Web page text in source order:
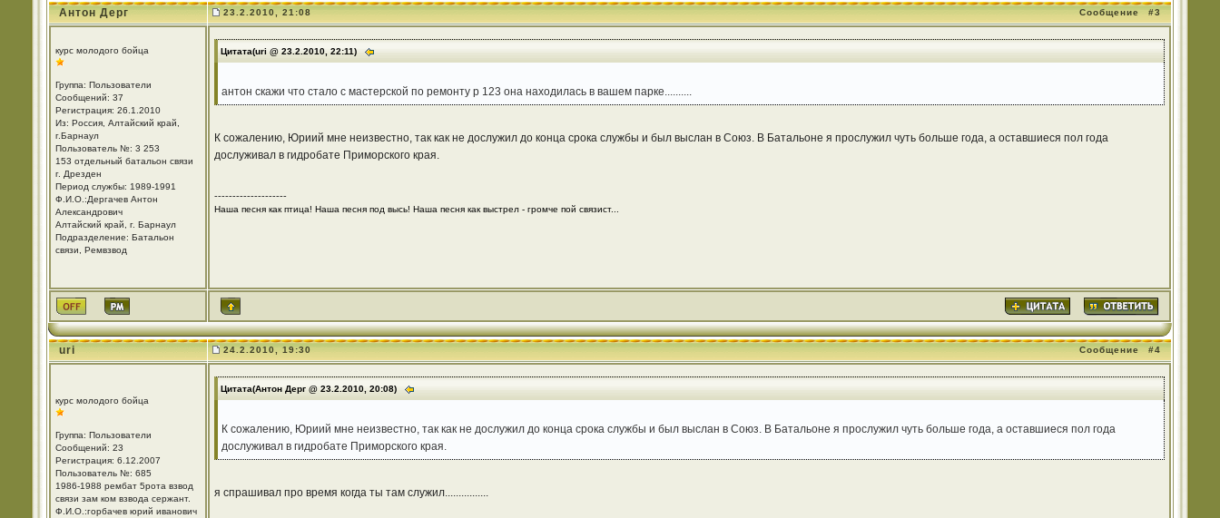
Антон Дерг 23.2.2010, 21:08 Сообщение #3
курс молодого бойца
Группа: Пользователи
Сообщений: 37
Регистрация: 26.1.2010
Из: Россия, Алтайский край,
г.Барнаул
Пользователь №: 3 253
153 отдельный батальон связи
г. Дрезден
Период службы: 1989-1991
Ф.И.О.:Дергачев Антон
Александрович
Алтайский край, г. Барнаул
Подразделение: Батальон
связи, Ремвзвод
Цитата(uri @ 23.2.2010, 22:11)
антон скажи что стало с мастерской по ремонту р 123 она находилась в вашем парке..........
К сожалению, Юриий мне неизвестно, так как не дослужил до конца срока службы и был выслан в Союз. В Батальоне я прослужил чуть больше года, а оставшиеся пол года
дослуживал в гидробате Приморского края.
--------------------
Наша песня как птица! Наша песня под высь! Наша песня как выстрел - громче пой связист...
uri 24.2.2010, 19:30 Сообщение #4
курс молодого бойца
Группа: Пользователи
Сообщений: 23
Регистрация: 6.12.2007
Пользователь №: 685
1986-1988 рембат 5рота взвод
связи зам ком взвода сержант.
Ф.И.О.:горбачев юрий иванович
Цитата(Антон Дерг @ 23.2.2010, 20:08)
К сожалению, Юриий мне неизвестно, так как не дослужил до конца срока службы и был выслан в Союз. В Батальоне я прослужил чуть больше года, а оставшиеся пол года
дослуживал в гидробате Приморского края.
я спрашивал про время когда ты там служил................